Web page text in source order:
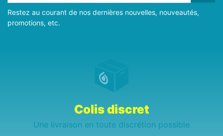
Restez au courant de nos dernières nouvelles, nouveautés,
promotions, etc.
Colis discret
Une livraison en toute discrétion possible